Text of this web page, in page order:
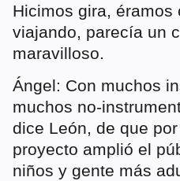
Hicimos gira, éramos
viajando, parecía un
maravilloso.
Ángel: Con muchos
muchos no-
dice León, de que
proyecto amplió el
niños y gente más